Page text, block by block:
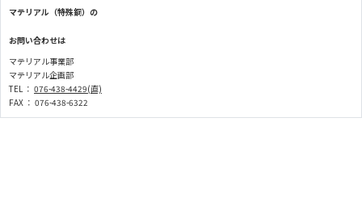
マテリアル（特殊鋼）の
お問い合わせは
マテリアル事業部
マテリアル企画部
TEL ： 076-438-4429(直)
FAX ： 076-438-6322